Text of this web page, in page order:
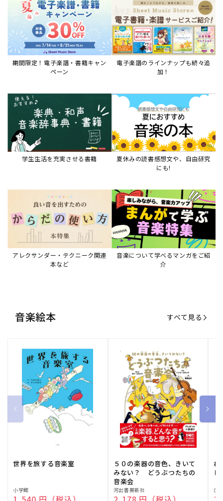
期間限定！電子楽譜・書籍キャン
ペーン
電子楽譜のラインナップも続々追
加！
学生生活を充実させる書籍
夏休みの読書感想文や、自由研究
にも!
アレクサンダー・テクニーク関連
本など
音楽について学べるマンガをご紹
介
音楽絵本 すべて見る
世界を旅する音楽室
販
小学館
５０の楽器の音色、きいて
みない？ どうぶつたちの
音楽会
販
河出書房新社
ね
販ひ